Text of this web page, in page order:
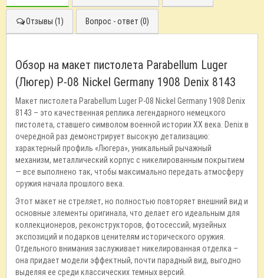
Отзывы (1) Вопрос - ответ (0)
Обзор на макет пистолета Parabellum Luger
(Люгер) P-08 Nickel Germany 1908 Denix 8143
Макет пистолета Parabellum Luger P-08 Nickel Germany 1908 Denix
8143 – это качественная реплика легендарного немецкого
пистолета, ставшего символом военной истории ХХ века. Denix в
очередной раз демонстрирует высокую детализацию:
характерный профиль «Люгера», уникальный рычажный
механизм, металлический корпус с никелированным покрытием
— все выполнено так, чтобы максимально передать атмосферу
оружия начала прошлого века.
Этот макет не стреляет, но полностью повторяет внешний вид и
основные элементы оригинала, что делает его идеальным для
коллекционеров, реконструкторов, фотосессий, музейных
экспозиций и подарков ценителям исторического оружия.
Отдельного внимания заслуживает никелированная отделка –
она придает модели эффектный, почти парадный вид, выгодно
выделяя ее среди классических темных версий.